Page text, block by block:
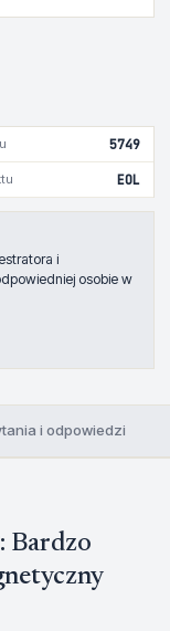
5749
EOL
i
osobie w
i odpowiedzi
Bardzo